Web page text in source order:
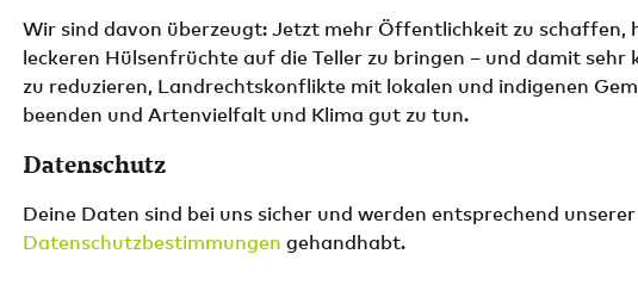
Wir sind davon überzeugt: Jetzt mehr Öffentlichkeit zu schaffen,
leckeren Hülsenfrüchte auf die Teller zu bringen – und damit
zu reduzieren, Landrechtskonflikte mit lokalen und indigenen
beenden und Artenvielfalt und Klima gut zu tun.
Datenschutz
Deine Daten sind bei uns sicher und werden entsprechend unserer
Datenschutzbestimmungen gehandhabt.